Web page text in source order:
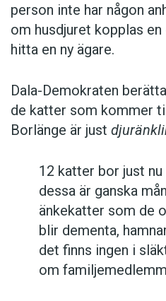
person inte har någon
om husdjuret kopplas
hitta en ny ägare.
Dala-Demokraten
de katter som kommer
Borlänge är just
12 katter bor just
dessa är ganska
änkekatter som de
blir dementa,
det finns ingen i
om